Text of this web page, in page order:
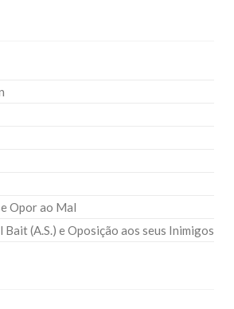
Opor ao Mal
(A.S.) e Oposição aos seus Inimigos